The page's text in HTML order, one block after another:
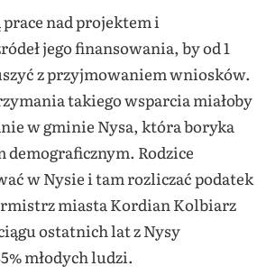
nad projektem i
jego finansowania, by od 1
z przyjmowaniem wniosków.
takiego wsparcia miałoby
w gminie Nysa, która boryka
demograficznym. Rodzice
w Nysie i tam rozliczać podatek
miasta Kordian Kolbiarz
ostatnich lat z Nysy
młodych ludzi.